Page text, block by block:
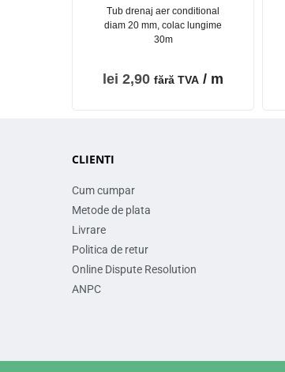
Tub drenaj aer conditional
diam 20 mm, colac lungime
30m
lei 2,90 fără TVA / m
CLIENTI
Cum cumpar
Metode de plata
Livrare
Politica de retur
Online Dispute Resolution
ANPC